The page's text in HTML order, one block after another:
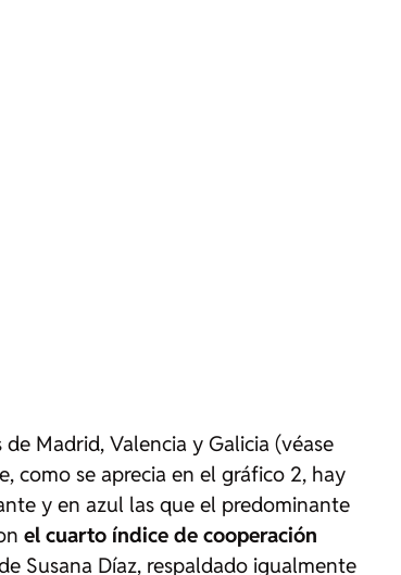
Madrid, Valencia y Galicia (véase
como se aprecia en el gráfico 2, hay
y en azul las que el predominante
el cuarto índice de cooperación
Susana Díaz, respaldado igualmente